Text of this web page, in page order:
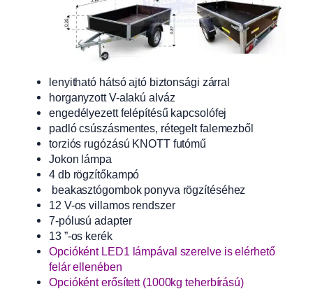
lenyitható hátsó ajtó biztonsági zárral
horganyzott V-alakú alváz
engedélyezett felépítésű kapcsolófej
padló csúszásmentes, rétegelt falemezből
torziós rugózású KNOTT futómű
Jokon lámpa
4 db rögzítőkampó
beakasztógombok ponyva rögzítéséhez
12 V-os villamos rendszer
7-pólusú adapter
13 ”-os kerék
Opcióként LED1 lámpával szerelve is elérhető
felár ellenében
Opcióként erősített (1000kg teherbírású)